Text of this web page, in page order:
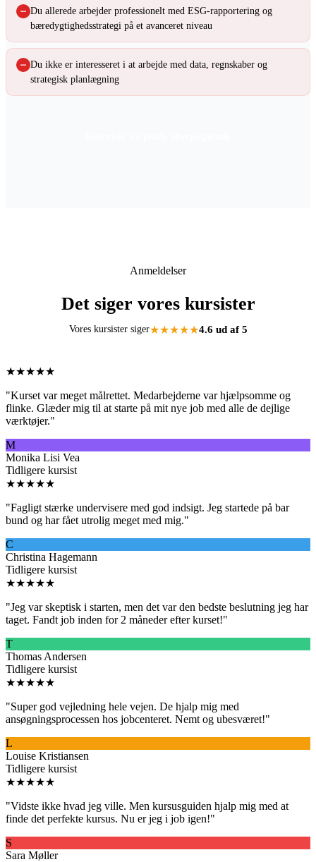
Du allerede arbejder professionelt med ESG-rapportering og
bæredygtighedsstrategi på et avanceret niveau
Du ikke er interesseret i at arbejde med data, regnskaber og
strategisk planlægning
Anmeldelser
Det siger vores kursister
Vores kursister siger★★★★★4.6 ud af 5
★★★★★
"Kurset var meget målrettet. Medarbejderne var hjælpsomme og
flinke. Glæder mig til at starte på mit nye job med alle de dejlige
værktøjer."
M
Monika Lisi Vea
Tidligere kursist
★★★★★
"Fagligt stærke undervisere med god indsigt. Jeg startede på bar
bund og har fået utrolig meget med mig."
C
Christina Hagemann
Tidligere kursist
★★★★★
"Jeg var skeptisk i starten, men det var den bedste beslutning jeg har
taget. Fandt job inden for 2 måneder efter kurset!"
T
Thomas Andersen
Tidligere kursist
★★★★★
"Super god vejledning hele vejen. De hjalp mig med
ansøgningsprocessen hos jobcenteret. Nemt og ubesværet!"
L
Louise Kristiansen
Tidligere kursist
★★★★★
"Vidste ikke hvad jeg ville. Men kursusguiden hjalp mig med at
finde det perfekte kursus. Nu er jeg i job igen!"
S
Sara Møller